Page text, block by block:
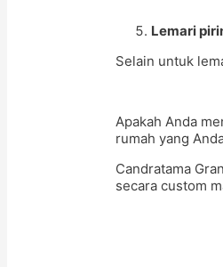
Lemari
Selain untuk
Apakah Anda
rumah yang
Candratama
secara custom